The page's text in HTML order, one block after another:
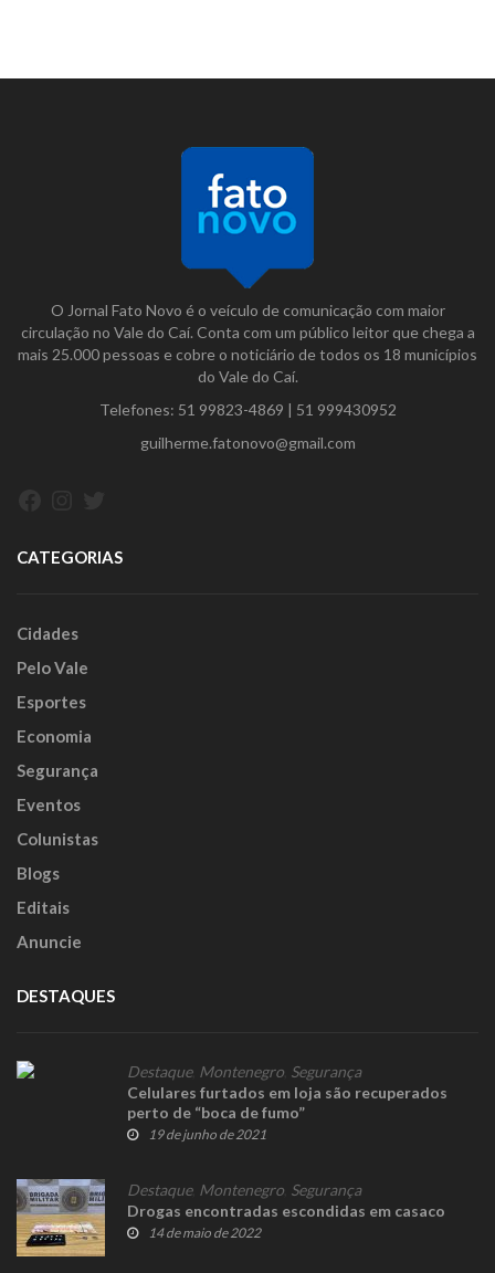
O Jornal Fato Novo é o veículo de comunicação com maior
circulação no Vale do Caí. Conta com um público leitor que chega a
mais 25.000 pessoas e cobre o noticiário de todos os 18 municípios
do Vale do Caí.
Telefones: 51 99823-4869 | 51 999430952
guilherme.fatonovo@gmail.com
CATEGORIAS
Cidades
Pelo Vale
Esportes
Economia
Segurança
Eventos
Colunistas
Blogs
Editais
Anuncie
DESTAQUES
Destaque, Montenegro Segurança
Celulares furtados em loja são recuperados
perto de “boca de fumo”
19 de junho de 2021
Destaque, Montenegro Segurança
Drogas encontradas escondidas em casaco
14 de maio de 2022